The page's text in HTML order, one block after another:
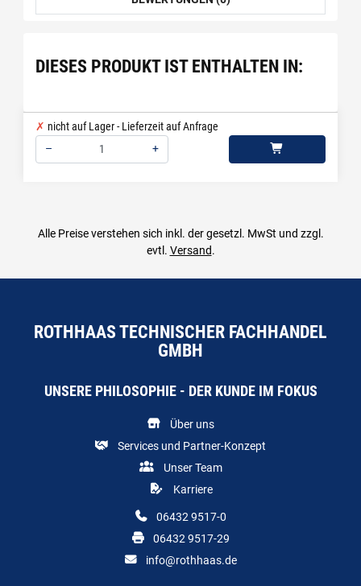
DIESES PRODUKT IST ENTHALTEN IN:
nicht auf Lager - Lieferzeit auf Anfrage
–
+
Alle Preise verstehen sich inkl. der gesetzl. MwSt und zzgl.
evtl. Versand.
ROTHHAAS TECHNISCHER FACHHANDEL
GMBH
UNSERE PHILOSOPHIE - DER KUNDE IM FOKUS
Über uns
Services und Partner-Konzept
Unser Team
Karriere
06432 9517-0
06432 9517-29
info@rothhaas.de